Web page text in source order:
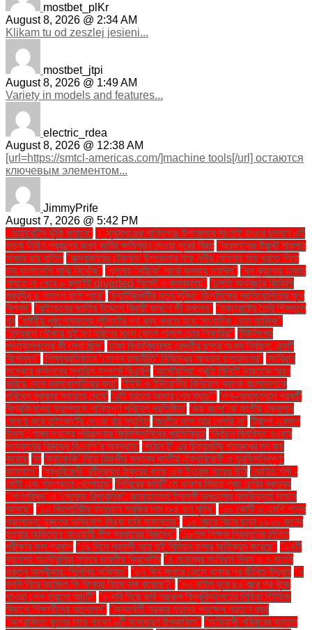
mostbet_plKr
August 8, 2026 @ 2:34 AM
Klikam tu od zeszlej jesieni...
mostbet_jtpi
August 8, 2026 @ 1:49 AM
Variety in models and features...
electric_rdea
August 8, 2026 @ 12:38 AM
[url=https://smtcl-americas.com/]machine tools[/url] остаются
ключевым элементом...
JimmyPrife
August 7, 2026 @ 5:42 PM
. ডায়াবেটিস ঝুঁকি কমানো:
। সুনামগঞ্জের শান্তিগঞ্জ উপজেলার সাংহাই হাওরে চলমান এই
সড়ক নির্মাণ প্রকল্পের জন্য জমির ক্ষতিপূরণ দেওয়া দূরের বিষয় ''অরফানেজ ট্রাস্ট মামলায়
সাজার রায় বাতিল ''কক্সবাজারের টেকনাফ উপজেলার নাফ নদীর মোহনায় মাছ ধরতে গিয়ে
চার বাংলাদেশি মাঝি নিখোঁজ'' ''খুলনায় ‘নাটুকে’ পার্কে জলবায়ু তহবিল'' ''ঘন কুয়াশায় ঢাকায়
নামতে না পেরে ৬ ফ্লাইট diverted সিলেট ও কলকাতায়'' ''চলতি অর্থবছরে জিডিপি
প্রবৃদ্ধি ৪ শতাংশ হতে পারে'' ''চ্যাটজিপিটির নতুন সুবিধা: ডিপসিকের প্রতিযোগিতার মুখে
বিপ্লব'' ''বাইডেনের জাতির উদ্দেশে বিদায়ী ভাষণে কী বললেন'' ''যুক্তরাষ্ট্রে তৈরি পিস্তলে
খুন ''রাষ্ট্রীয় পৃষ্ঠপোষকতায় লুটপাটের পথ বন্ধ করতে হবে: সাংবাদিক নেতা আজিজ"
''সুন্দরবনে নৌকায় দুই মণ হরিণের মাংস ফেলে পালাল চোর শিকারিরা'' 'টিউলিপের
পদত্যাগপত্রে কী লেখা ছিল'' 'ঢাকা বিশ্ববিদ্যালয় কেন্দ্রীয় ছাত্র সংসদ নির্বাচন: একটি
বিশ্লেষণ'' 'শিক্ষাপ্রতিষ্ঠানে ‘গোপন রাজনীতি’ নিষিদ্ধের আহ্বান ছাত্রদলের'' 'সংবিধান
সংস্কার কমিশনের সুপারিশ সম্পর্কে বিএনপি ‘অস্ট্রেলিয়া প্রতি মিনিটে ভারতকে স্মরণ
করিয়ে দেবে ধবলধোলাইয়ের কথা’ ‘ইইউ ও ইউরোপীয় বিনিয়োগ ব্যাংক বাংলাদেশকে
পরিবেশ সুরক্ষায় সহায়তা দেবে’ ‘এটা হয়তো আমার শেষ ম্যাচ’" ‘গণ–অভ্যুত্থান পরবর্তী
বিশ্ববিদ্যালয় ক্যাম্পাসে শান্তিপূর্ণ পরিবেশ প্রতিষ্ঠিত’ ‘জয় বাংলা’কে জাতীয় স্লোগান
ঘোষণা করে হাইকোর্টের দেওয়া রায় স্থগিত ‘জাতীয় দলে আর খেলছি না’ ‘ট্রাম্প একজন
উন্মাদ’: গাজা দখলের পরিকল্পনায় ফিলিস্তিনিদের প্রতিক্রিয়া ‘নির্বাচন বিলম্বিত হওয়ার
সংস্কারের বিরুদ্ধে বিএনপি’র অবস্থান’ ‘পাঠান টু’ এর চিত্রনাট্য শাহরুখের মন জয়
করেছে ‘মা ‘মুনাফেকি’ নিয়ে রিজভীর মন্তব্য জাতীয় ঐক্যবিরোধী ও দুরভিসন্ধিপূর্ণ:
জামায়াত" ‘যুদ্ধবিরোধী’ রবীন্দ্রনাথ ঠাকুরের কাছে এক ইংরেজ মায়ের চিঠি ‘রোহিত শর্মা -
মোটা এবং গড়পড়তা খেলোয়াড়’ ‘শিবিরের কমিটি’তে থাকার বিষয়ে পূজা চেরির বক্তব্য
"‘গণপরিষদ’ ও ‘সেকেন্ড রিপাবলিক’: জামায়াতসহ ইসলামী দলগুলোর মতভিন্নতা সামনে
আসছে" "১০ কিলোমিটার ব্যবধানে সবজির দাম ৩-৪ গুণ বৃদ্ধি" "১০ কোটি ও এমপি পদের
প্রলোভন: নুরুলের অভিযোগ মিথ্যা দাবি সামান্তার" "১৫ বছরে বিচার ছাড়া ১৯২৬ জনের
হত্যার অভিযোগ আওয়ামী লীগ সরকারের বিরুদ্ধে" "১৮তম শিক্ষক নিবন্ধনের লিখিত
পরীক্ষার ফল প্রকাশ "১৯ দিনে প্রবাসী আয় দুই বিলিয়ন ডলার অতিক্রম করেছে" "২৭টি
ব্যাগসহ অস্ট্রেলিয়া সফরে ভারতীয় ক্রিকেটার "৪ নভেম্বর সংবিধান দিবস ও ৭ মার্চের
গুরুত্ব অস্বীকার: সিপিবির অভিমত" "৬৭ দিন সাগরে ভেসে থাকার পর জীবিত উদ্ধার "৭
বদলি নিয়ে ব্রাজিল কি ফিফার নিয়ম ভঙ্গ করেছে?" "৭০ মাইল দূরে ৪০ বছর পর খুঁজে
পাওয়া গেল হারানো আংটি" "৮ দবি নিয়ে কবি নজরুল বিশ্ববিদ্যালয়ের মিডিয়া স্টাডিজ
বিভাগে শিক্ষার্থীদের আন্দোলন" "অন্তর্বর্তী সরকার যথাযথ পদক্ষেপ গ্রহণে ব্যর্থ
"অপরাজিতা ফুলের চায়ে পাবেন ৬টি অসাধারণ উপকারিতা" "অভিবাসী পরিবারের সন্তান